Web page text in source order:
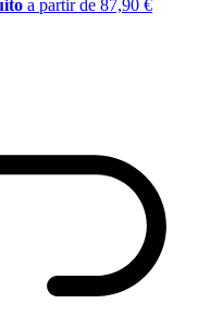
a partir de 87,90 €